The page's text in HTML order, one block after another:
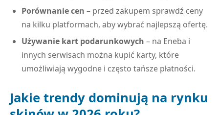
Porównanie cen – przed zakupem sprawdź ceny
na kilku platformach, aby wybrać najlepszą ofertę.
Używanie kart podarunkowych – na Eneba i
innych serwisach można kupić karty, które
umożliwiają wygodne i często tańsze płatności.
Jakie trendy dominują na rynku